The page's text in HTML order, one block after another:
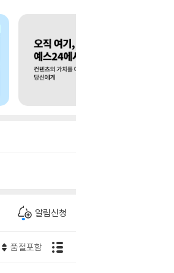
알림신청
품절포함